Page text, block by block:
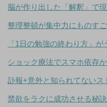
脳が作り出した「解釈」で
整理整頓が集中力にものす
「1日の勉強の終わり方」が
ショック療法でスマホ依存
訃報+意外と知られてないス
禁欲をラクに成功させる秘